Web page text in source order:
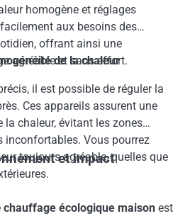
homogène et réglages
aux besoins des
offrant ainsi une
agréable et sans effort.
de la chaleur
il est possible de réguler la
Ces appareils assurent une
chaleur, évitant les zones
inconfortables. Vous pourrez
toujours agréable, quelles que
et impact
chauffage écologique maison est